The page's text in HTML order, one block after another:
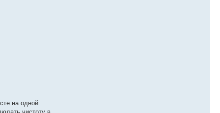
на одной